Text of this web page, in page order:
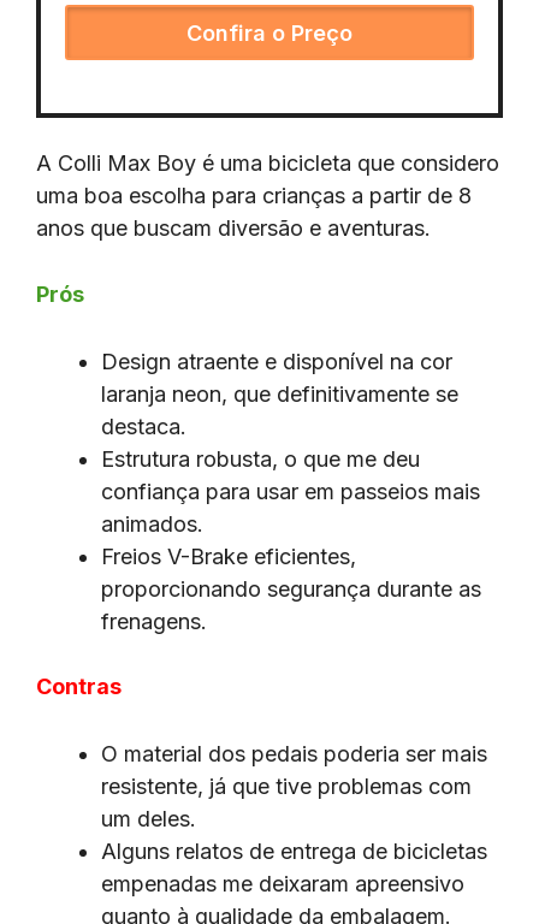
Confira o Preço
A Colli Max Boy é uma bicicleta que considero
uma boa escolha para crianças a partir de 8
anos que buscam diversão e aventuras.
Prós
Design atraente e disponível na cor
laranja neon, que definitivamente se
destaca.
Estrutura robusta, o que me deu
confiança para usar em passeios mais
animados.
Freios V-Brake eficientes,
proporcionando segurança durante as
frenagens.
Contras
O material dos pedais poderia ser mais
resistente, já que tive problemas com
um deles.
Alguns relatos de entrega de bicicletas
empenadas me deixaram apreensivo
quanto à qualidade da embalagem.